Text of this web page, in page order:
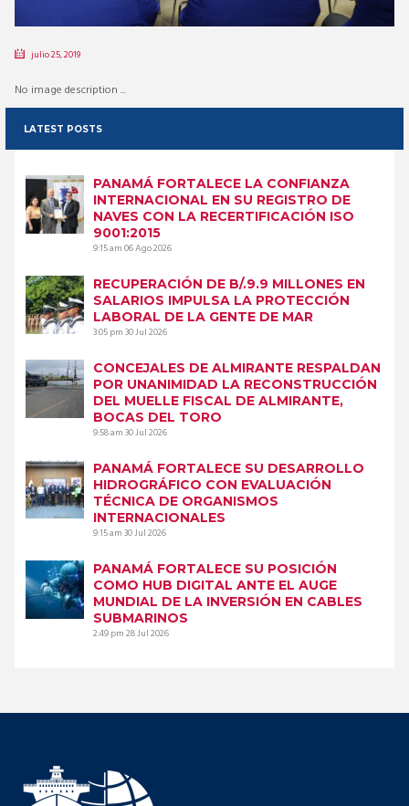
julio 25, 2019
No image description ...
LATEST POSTS
PANAMÁ FORTALECE LA CONFIANZA
INTERNACIONAL EN SU REGISTRO DE
NAVES CON LA RECERTIFICACIÓN ISO
9001:2015
9:15 am06 Ago 2026
RECUPERACIÓN DE B/.9.9 MILLONES EN
SALARIOS IMPULSA LA PROTECCIÓN
LABORAL DE LA GENTE DE MAR
3:05 pm30 Jul 2026
CONCEJALES DE ALMIRANTE RESPALDAN
POR UNANIMIDAD LA RECONSTRUCCIÓN
DEL MUELLE FISCAL DE ALMIRANTE,
BOCAS DEL TORO
9:58 am30 Jul 2026
PANAMÁ FORTALECE SU DESARROLLO
HIDROGRÁFICO CON EVALUACIÓN
TÉCNICA DE ORGANISMOS
INTERNACIONALES
9:15 am30 Jul 2026
PANAMÁ FORTALECE SU POSICIÓN
COMO HUB DIGITAL ANTE EL AUGE
MUNDIAL DE LA INVERSIÓN EN CABLES
SUBMARINOS
2:49 pm28 Jul 2026